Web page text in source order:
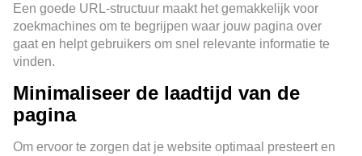
Een goede URL-structuur maakt het gemakkelijk voor
zoekmachines om te begrijpen waar jouw pagina over
gaat en helpt gebruikers om snel relevante informatie te
vinden.
Minimaliseer de laadtijd van de
pagina
Om ervoor te zorgen dat je website optimaal presteert en